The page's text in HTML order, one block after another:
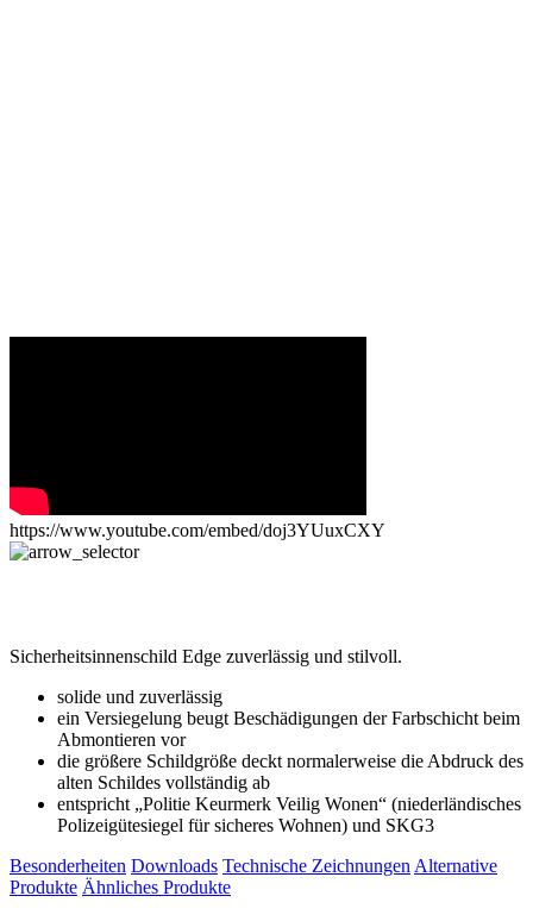
https://www.youtube.com/embed/doj3YUuxCXY
Sicherheitsinnenschild Edge zuverlässig und stilvoll.
solide und zuverlässig
ein Versiegelung beugt Beschädigungen der Farbschicht beim
Abmontieren vor
die größere Schildgröße deckt normalerweise die Abdruck des
alten Schildes vollständig ab
entspricht „Politie Keurmerk Veilig Wonen“ (niederländisches
Polizeigütesiegel für sicheres Wohnen) und SKG3
Besonderheiten Downloads Technische Zeichnungen Alternative
Produkte Ähnliches Produkte